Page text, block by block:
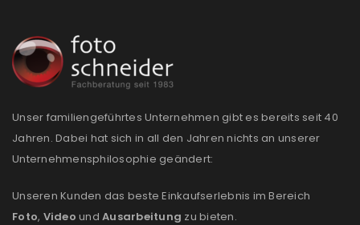
Anmeldeformular geschützt durch
PASSWORT VERGESSEN?
REGISTRIEREN
Unser familiengeführtes Unternehmen gibt es bereits seit 40
Jahren. Dabei hat sich in all den Jahren nichts an unserer
Unternehmensphilosophie geändert:
Unseren Kunden das beste Einkaufserlebnis im Bereich
Foto, Video und Ausarbeitung zu bieten.